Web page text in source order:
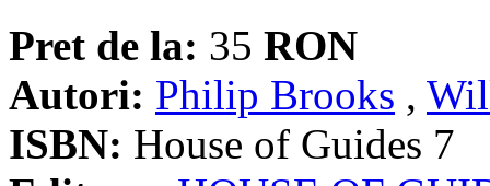
Pret de la: 35 RON
Autori: Philip Brooks ,
ISBN: House of Guides 7